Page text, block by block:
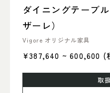
ダイニングテーブ
ザーレ）
Vigore オリジナル家具
¥387,640 ~ 600,600 (
取